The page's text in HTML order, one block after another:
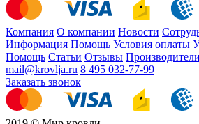
Компания О компании Новости
Информация Помощь Условия оплаты
Помощь Статьи Отзывы Производители
mail@krovlja.ru 8 495 032-77-99
Заказать звонок